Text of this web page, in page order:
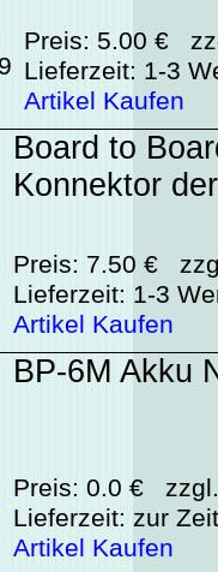
Preis: 5.00 €
Lieferzeit: 1-3
Artikel Kaufen
Board to
Konnektor
Preis: 7.50 €
Lieferzeit: 1-3
Artikel Kaufen
BP-6M Akku
Preis: 0.0 € zzgl.
Lieferzeit: zur
Artikel Kaufen